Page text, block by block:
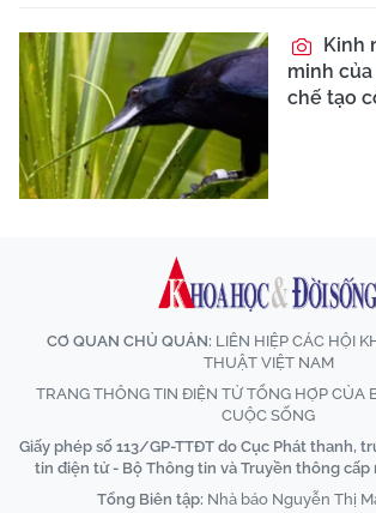
Kinh
minh
chế tạo
CƠ QUAN CHỦ QUẢN: LIÊN HIỆP CÁC HỘI
THUẬT VIỆT NAM
TRANG THÔNG TIN ĐIỆN TỬ TỔNG HỢP CỦA
CUỘC SỐNG
Giấy phép số 113/GP-TTĐT do Cục Phát thanh,
tin điện tử - Bộ Thông tin và Truyền thông
Tổng Biên tập: Nhà báo Nguyễn Thị